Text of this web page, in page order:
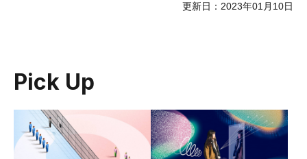
更新日：2023年01月10日
Pick Up